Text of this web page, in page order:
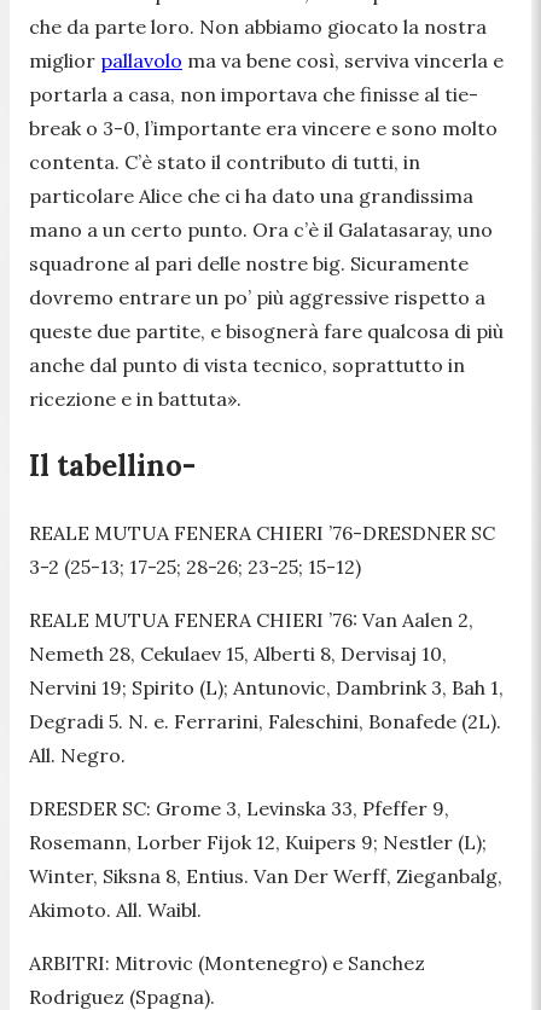
che da parte loro. Non abbiamo giocato la nostra
miglior pallavolo ma va bene così, serviva vincerla e
portarla a casa, non importava che finisse al tie-
break o 3-0, l’importante era vincere e sono molto
contenta. C’è stato il contributo di tutti, in
particolare Alice che ci ha dato una grandissima
mano a un certo punto. Ora c’è il Galatasaray, uno
squadrone al pari delle nostre big. Sicuramente
dovremo entrare un po’ più aggressive rispetto a
queste due partite, e bisognerà fare qualcosa di più
anche dal punto di vista tecnico, soprattutto in
ricezione e in battuta».
Il tabellino-
REALE MUTUA FENERA CHIERI ’76-DRESDNER SC
3-2 (25-13; 17-25; 28-26; 23-25; 15-12)
REALE MUTUA FENERA CHIERI ’76: Van Aalen 2,
Nemeth 28, Cekulaev 15, Alberti 8, Dervisaj 10,
Nervini 19; Spirito (L); Antunovic, Dambrink 3, Bah 1,
Degradi 5. N. e. Ferrarini, Faleschini, Bonafede (2L).
All. Negro.
DRESDER SC: Grome 3, Levinska 33, Pfeffer 9,
Rosemann, Lorber Fijok 12, Kuipers 9; Nestler (L);
Winter, Siksna 8, Entius. Van Der Werff, Zieganbalg,
Akimoto. All. Waibl.
ARBITRI: Mitrovic (Montenegro) e Sanchez
Rodriguez (Spagna).